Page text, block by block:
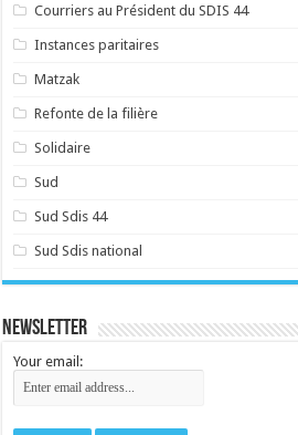
Courriers au Président du SDIS 44
Instances paritaires
Matzak
Refonte de la filière
Solidaire
Sud
Sud Sdis 44
Sud Sdis national
Newsletter
Your email: